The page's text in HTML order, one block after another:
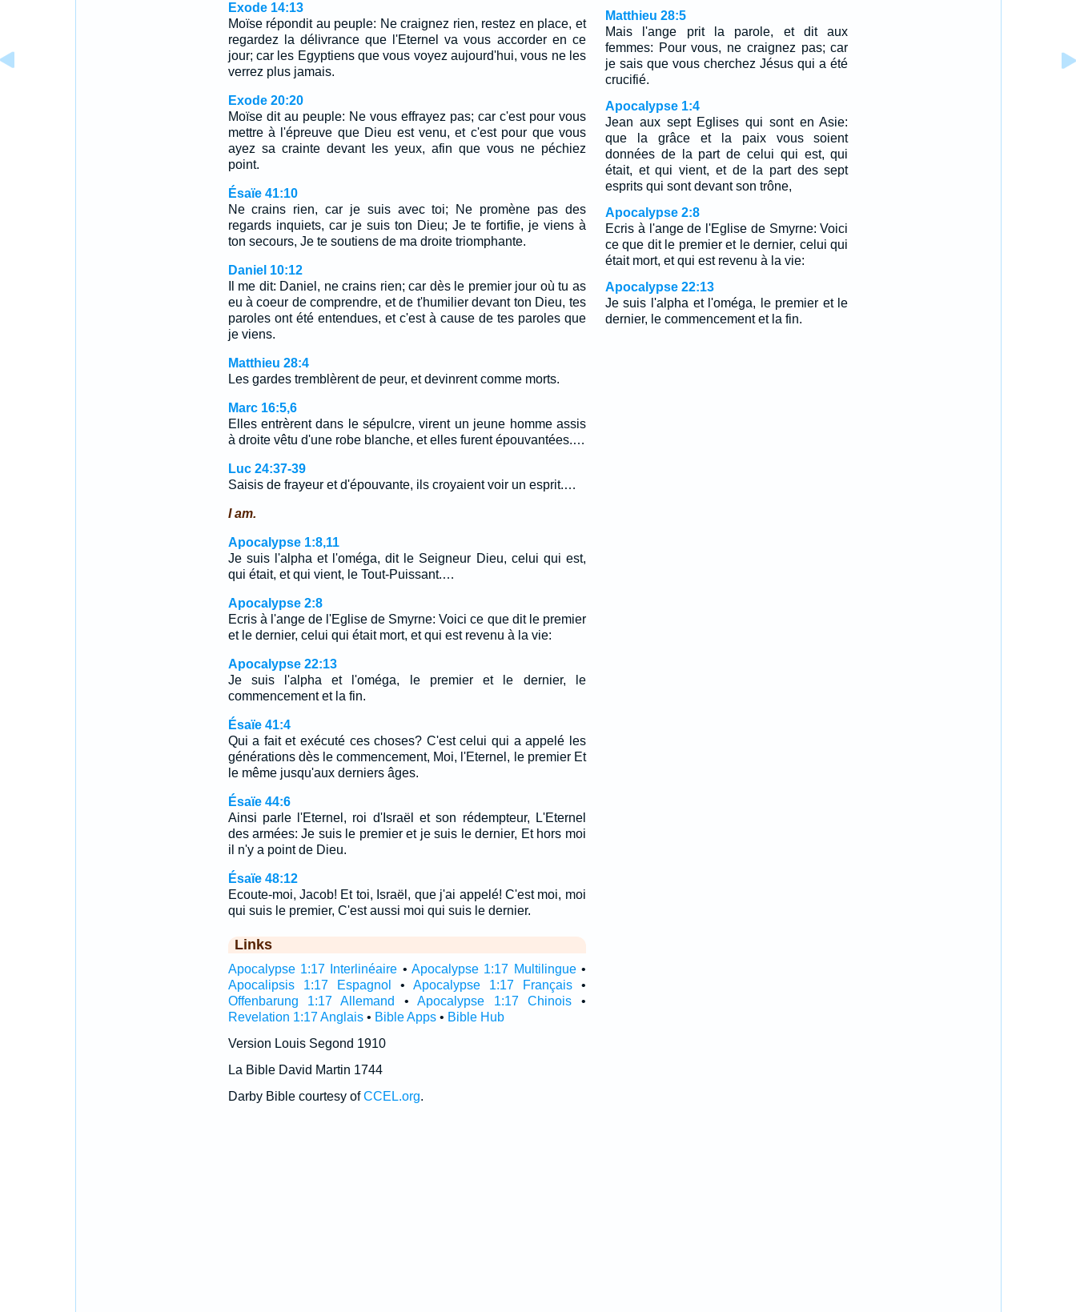
Exode 14:13
Moïse répondit au peuple: Ne craignez rien, restez en place, et
regardez la délivrance que l'Eternel va vous accorder en ce
jour; car les Egyptiens que vous voyez aujourd'hui, vous ne les
verrez plus jamais.
Exode 20:20
Moïse dit au peuple: Ne vous effrayez pas; car c'est pour vous
mettre à l'épreuve que Dieu est venu, et c'est pour que vous
ayez sa crainte devant les yeux, afin que vous ne péchiez
point.
Ésaïe 41:10
Ne crains rien, car je suis avec toi; Ne promène pas des
regards inquiets, car je suis ton Dieu; Je te fortifie, je viens à
ton secours, Je te soutiens de ma droite triomphante.
Daniel 10:12
Il me dit: Daniel, ne crains rien; car dès le premier jour où tu as
eu à coeur de comprendre, et de t'humilier devant ton Dieu, tes
paroles ont été entendues, et c'est à cause de tes paroles que
je viens.
Matthieu 28:4
Les gardes tremblèrent de peur, et devinrent comme morts.
Marc 16:5,6
Elles entrèrent dans le sépulcre, virent un jeune homme assis
à droite vêtu d'une robe blanche, et elles furent épouvantées.…
Luc 24:37-39
Saisis de frayeur et d'épouvante, ils croyaient voir un esprit.…
I am.
Apocalypse 1:8,11
Je suis l'alpha et l'oméga, dit le Seigneur Dieu, celui qui est,
qui était, et qui vient, le Tout-Puissant.…
Apocalypse 2:8
Ecris à l'ange de l'Eglise de Smyrne: Voici ce que dit le premier
et le dernier, celui qui était mort, et qui est revenu à la vie:
Apocalypse 22:13
Je suis l'alpha et l'oméga, le premier et le dernier, le
commencement et la fin.
Ésaïe 41:4
Qui a fait et exécuté ces choses? C'est celui qui a appelé les
générations dès le commencement, Moi, l'Eternel, le premier Et
le même jusqu'aux derniers âges.
Ésaïe 44:6
Ainsi parle l'Eternel, roi d'Israël et son rédempteur, L'Eternel
des armées: Je suis le premier et je suis le dernier, Et hors moi
il n'y a point de Dieu.
Ésaïe 48:12
Ecoute-moi, Jacob! Et toi, Israël, que j'ai appelé! C'est moi, moi
qui suis le premier, C'est aussi moi qui suis le dernier.
Links
Apocalypse 1:17 Interlinéaire • Apocalypse 1:17 Multilingue•
Apocalipsis 1:17 Espagnol
• Apocalypse 1:17 Français•
Offenbarung 1:17 Allemand
•Apocalypse 1:17 Chinois •
Revelation 1:17 Anglais• Bible Apps• Bible Hub
Version Louis Segond 1910
La Bible David Martin 1744
Darby Bible courtesy ofCCEL.org.
Matthieu 28:5
Mais l'ange prit la parole, et dit aux
femmes: Pour vous, ne craignez pas; car
je sais que vous cherchez Jésus qui a été
crucifié.
Apocalypse 1:4
Jean aux sept Eglises qui sont en Asie:
que la grâce et la paix vous soient
données de la part de celui qui est, qui
était, et qui vient, et de la part des sept
esprits qui sont devant son trône,
Apocalypse 2:8
Ecris à l'ange de l'Eglise de Smyrne: Voici
ce que dit le premier et le dernier, celui qui
était mort, et qui est revenu à la vie:
Apocalypse 22:13
Je suis l'alpha et l'oméga, le premier et le
dernier, le commencement et la fin.